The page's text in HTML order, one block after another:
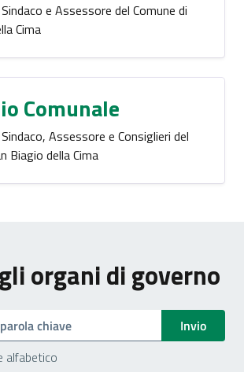
e Assessore del Comune di
Cima
Comunale
Assessore e Consiglieri del
Biagio della Cima
organi di governo
Invio
alfabetico